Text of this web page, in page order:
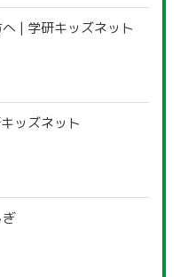
| 学研キッズネット
ッズネット